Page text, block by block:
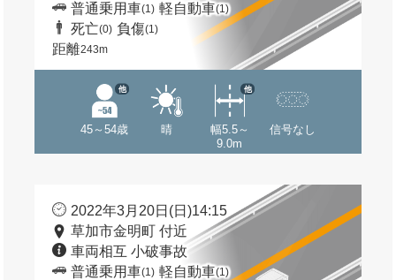
普通乗用車(1) 軽自動車(1)
死亡(0) 負傷(1)
距離243m
45～54歳
他
晴
幅5.5～
9.0m
他
信号なし
2022年3月20日(日)14:15
草加市金明町 付近
車両相互 小破事故
普通乗用車(1) 軽自動車(1)